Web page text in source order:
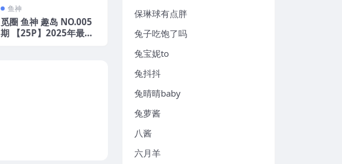
鱼神
觅圈 鱼神 趣岛 NO.005
期 【25P】2025年最新
保琳球有点胖
兔子吃饱了吗
兔宝妮to
兔抖抖
兔晴晴baby
兔萝酱
八酱
六月羊